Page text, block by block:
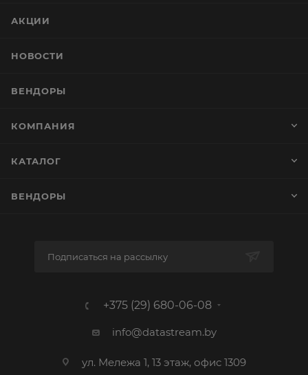
АКЦИИ
НОВОСТИ
ВЕНДОРЫ
КОМПАНИЯ
КАТАЛОГ
ВЕНДОРЫ
Подписаться на рассылку
+375 (29) 680-06-08
info@datastream.by
ул. Мележа 1, 13 этаж, офис 1309